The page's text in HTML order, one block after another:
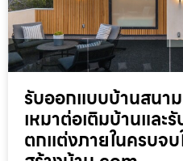
รับออกแบบบ้านสนา
เหมาต่อเติมบ้านและ
ตกแต่งภายในครบจบ